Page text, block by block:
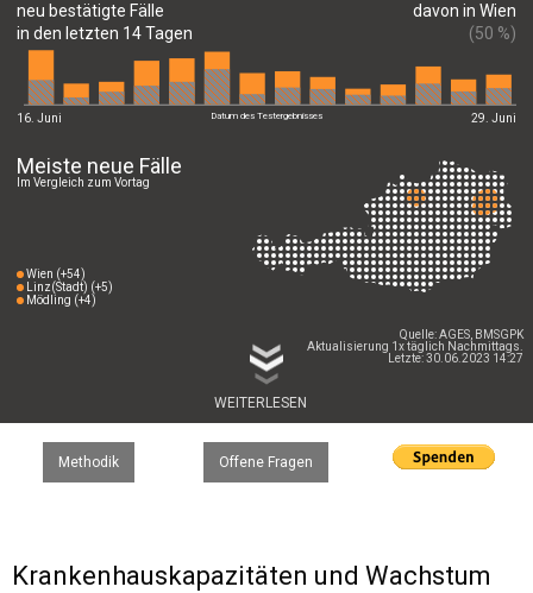
16. Juni 29. Juni
neu bestätigte Fälle
in den letzten 14 Tagen
davon in Wien
(50 %)
Datum des Testergebnisses
Meiste neue Fälle
Im Vergleich zum Vortag
Wien (+54)
Linz(Stadt) (+5)
Mödling (+4)
Quelle: AGES, BMSGPK
Aktualisierung 1x täglich Nachmittags.
Letzte: 30.06.2023 14:27
WEITERLESEN
Methodik Offene Fragen
Krankenhauskapazitäten und Wachstum